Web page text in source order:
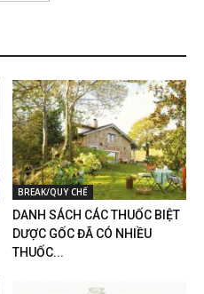
BREAK/QUY CHẾ
DANH SÁCH CÁC THUỐC BIỆT
DƯỢC GỐC ĐÃ CÓ NHIỀU
THUỐC...